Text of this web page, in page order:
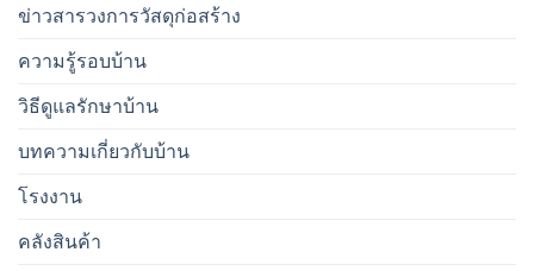
ข่าวสารวงการวัสดุก่อสร้าง
ความรู้รอบบ้าน
วิธีดูแลรักษาบ้าน
บทความเกี่ยวกับบ้าน
โรงงาน
คลังสินค้า